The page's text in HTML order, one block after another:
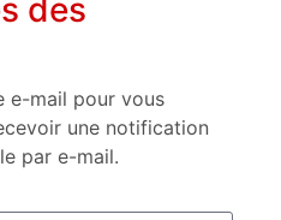
des
e-mail pour vous
une notification
par e-mail.